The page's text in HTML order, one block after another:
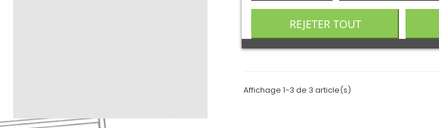
9,25 €
Affichage 1-3 de 3 article(s)
REJETER TOUT